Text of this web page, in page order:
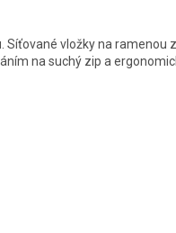
Síťované vložky na ramenou
na suchý zip a